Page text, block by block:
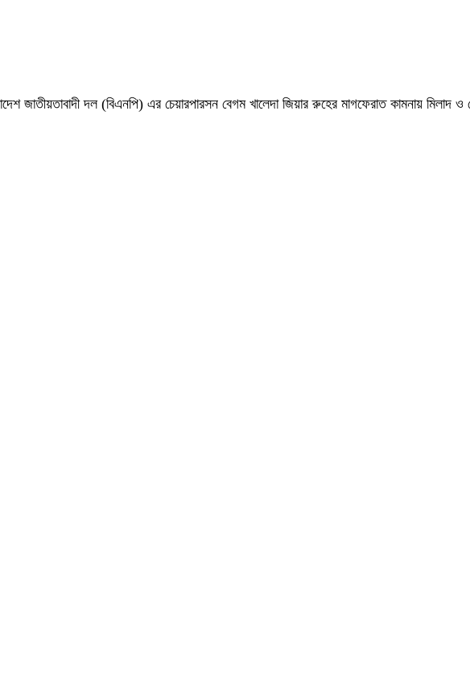
জাতীয়তাবাদী দল (বিএনপি) এর চেয়ারপারসন বেগম খালেদা জিয়ার রুহের মাগফেরাত কামনায় মিলাদ ও